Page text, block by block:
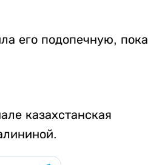
его подопечную, пока
казахстанская